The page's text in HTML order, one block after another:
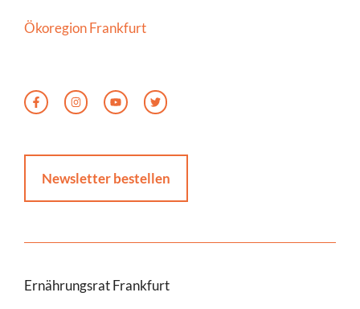
Ökoregion Frankfurt
Newsletter bestellen
Ernährungsrat Frankfurt